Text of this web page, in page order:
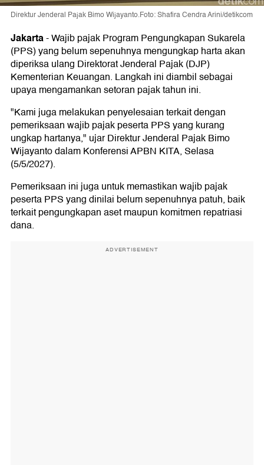
Direktur Jenderal Pajak Bimo Wijayanto.Foto: Shafira Cendra Arini/detikcom
Jakarta-Wajib pajak Program Pengungkapan Sukarela
(PPS) yang belum sepenuhnya mengungkap harta akan
diperiksa ulang Direktorat Jenderal Pajak (DJP)
Kementerian Keuangan. Langkah ini diambil sebagai
upaya mengamankan setoran pajak tahun ini.
"Kami juga melakukan penyelesaian terkait dengan
pemeriksaan wajib pajak peserta PPS yang kurang
ungkap hartanya," ujar Direktur Jenderal Pajak Bimo
Wijayanto dalam Konferensi APBN KITA, Selasa
(5/5/2027).
Pemeriksaan ini juga untuk memastikan wajib pajak
peserta PPS yang dinilai belum sepenuhnya patuh, baik
terkait pengungkapan aset maupun komitmen repatriasi
dana.
ADVERTISEMENT